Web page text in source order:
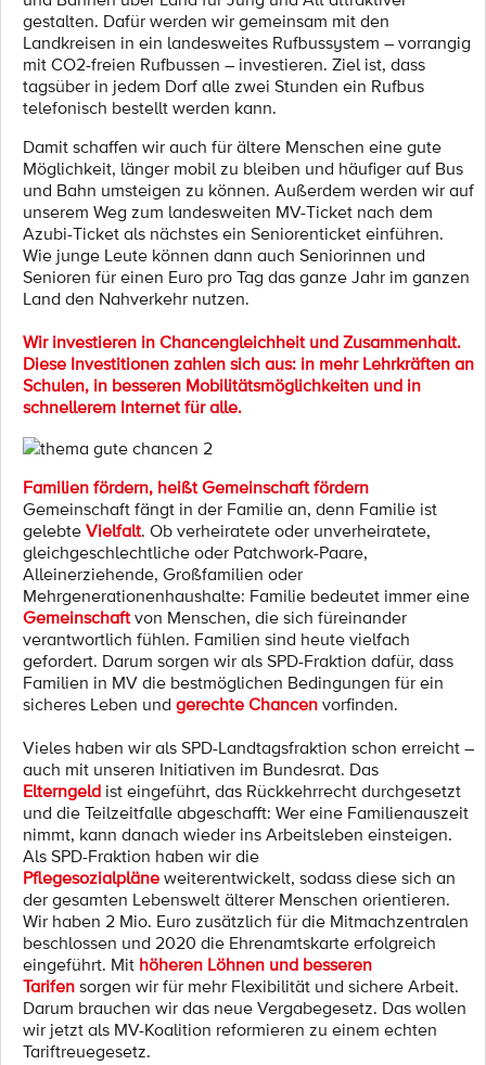
gestalten. Dafür werden wir gemeinsam mit den
Landkreisen in ein landesweites Rufbussystem – vorrangig
mit CO2-freien Rufbussen – investieren. Ziel ist, dass
tagsüber in jedem Dorf alle zwei Stunden ein Rufbus
telefonisch bestellt werden kann.
Damit schaffen wir auch für ältere Menschen eine gute
Möglichkeit, länger mobil zu bleiben und häufiger auf Bus
und Bahn umsteigen zu können. Außerdem werden wir auf
unserem Weg zum landesweiten MV-Ticket nach dem
Azubi-Ticket als nächstes ein Seniorenticket einführen.
Wie junge Leute können dann auch Seniorinnen und
Senioren für einen Euro pro Tag das ganze Jahr im ganzen
Land den Nahverkehr nutzen.
Wir investieren in Chancengleichheit und Zusammenhalt.
Diese Investitionen zahlen sich aus: in mehr Lehrkräften an
Schulen, in besseren Mobilitätsmöglichkeiten und in
schnellerem Internet für alle.
Familien fördern, heißt Gemeinschaft fördern
Gemeinschaft fängt in der Familie an, denn Familie ist
gelebteVielfalt. Ob verheiratete oder unverheiratete,
gleichgeschlechtliche oder Patchwork-Paare,
Alleinerziehende, Großfamilien oder
Mehrgenerationenhaushalte: Familie bedeutet immer eine
Gemeinschaftvon Menschen, die sich füreinander
verantwortlich fühlen. Familien sind heute vielfach
gefordert. Darum sorgen wir als SPD-Fraktion dafür, dass
Familien in MV die bestmöglichen Bedingungen für ein
sicheres Leben und gerechte Chancenvorfinden.
Vieles haben wir als SPD-Landtagsfraktion schon erreicht –
auch mit unseren Initiativen im Bundesrat. Das
Elterngeld ist eingeführt, das Rückkehrrecht durchgesetzt
und die Teilzeitfalle abgeschafft: Wer eine Familienauszeit
nimmt, kann danach wieder ins Arbeitsleben einsteigen.
Als SPD-Fraktion haben wir die
Pflegesozialpläneweiterentwickelt, sodass diese sich an
der gesamten Lebenswelt älterer Menschen orientieren.
Wir haben 2 Mio. Euro zusätzlich für die Mitmachzentralen
beschlossen und 2020 die Ehrenamtskarte erfolgreich
eingeführt. Mit höheren Löhnen und besseren
Tarifensorgen wir für mehr Flexibilität und sichere Arbeit.
Darum brauchen wir das neue Vergabegesetz. Das wollen
wir jetzt als MV-Koalition reformieren zu einem echten
Tariftreuegesetz.